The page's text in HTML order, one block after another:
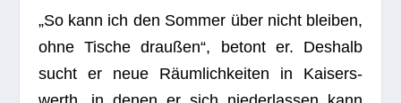
„So kann ich den Som­mer über nicht blei­ben,
ohne Tische drau­ßen“, betont er. Des­halb
sucht er neue Räum­lich­kei­ten in Kai­sers­